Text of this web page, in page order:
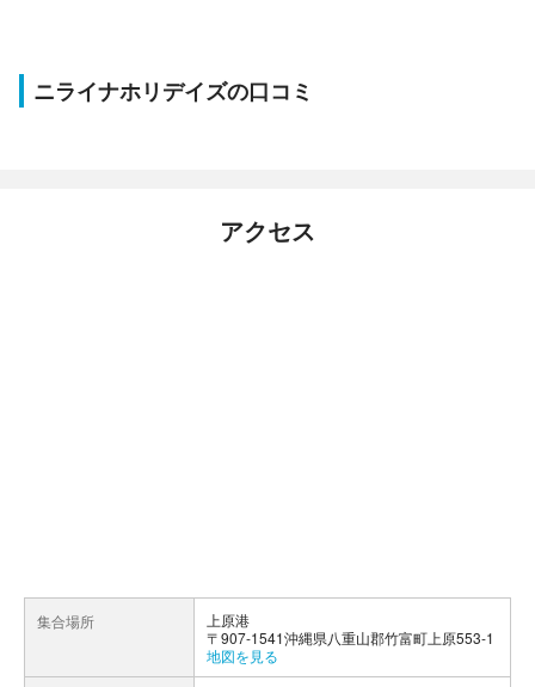
ニライナホリデイズの口コミ
アクセス
集合場所
上原港
〒907-1541沖縄県八重山郡竹富町上原553-1
地図を見る